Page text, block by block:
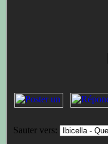
Sauter vers: